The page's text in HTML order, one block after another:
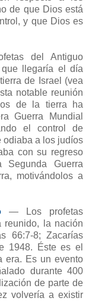
de que Dios está
y que Dios es
del Antiguo
que llegaría el día
de Israel (vea
notable reunión
de la tierra ha
Guerra Mundial
el control de
odiaba a los judíos
con su regreso
Guerra
motivándolos a
— Los profetas
reunido, la nación
66:7-8; Zacarías
1948. Éste es el
era. Es un evento
durante 400
de parte de
volvería a existir